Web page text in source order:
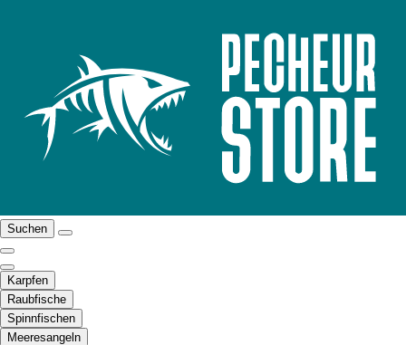
Suchen
Karpfen
Raubfische
Spinnfischen
Meeresangeln